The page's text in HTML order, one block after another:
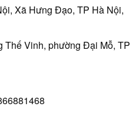
Xã Hưng Đạo, TP Hà Nội,
Thế Vinh, phường Đại Mỗ, TP